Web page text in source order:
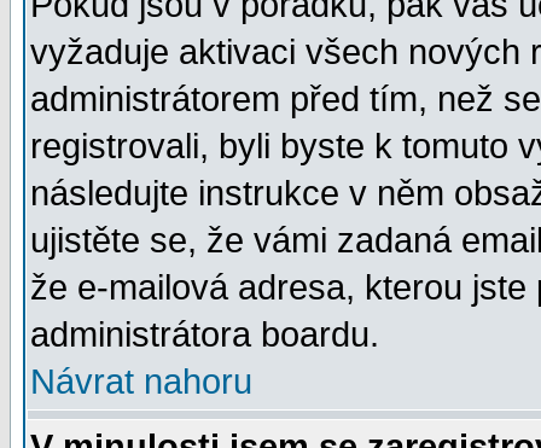
vyžaduje aktivaci všech nových
administrátorem před tím, než
registrovali, byli byste k tomuto
následujte instrukce v něm
ujistěte se, že vámi zadaná
že e-mailová adresa, kterou
administrátora boardu.
Návrat nahoru